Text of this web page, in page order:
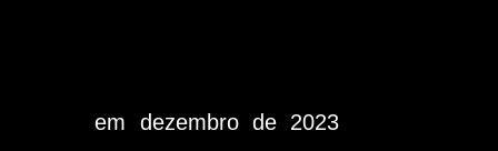
adeptaem dezembro de 2023